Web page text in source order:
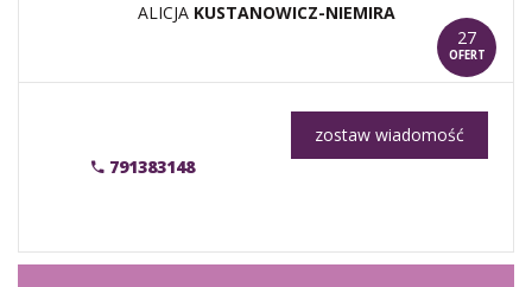
27
OFERT
ALICJA KUSTANOWICZ-NIEMIRA
791383148
zostaw wiadomość